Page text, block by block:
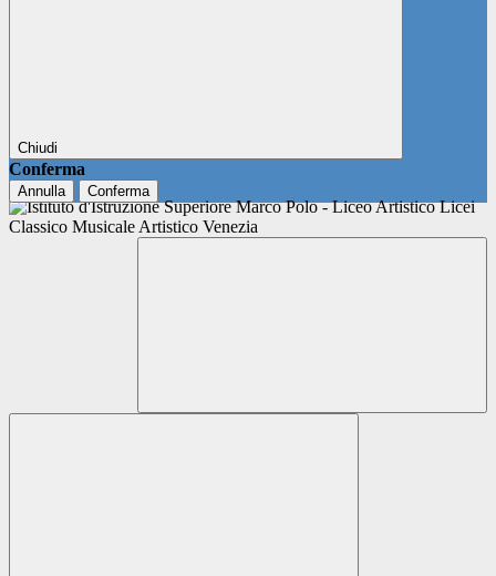
Chiudi
Conferma
Annulla Conferma